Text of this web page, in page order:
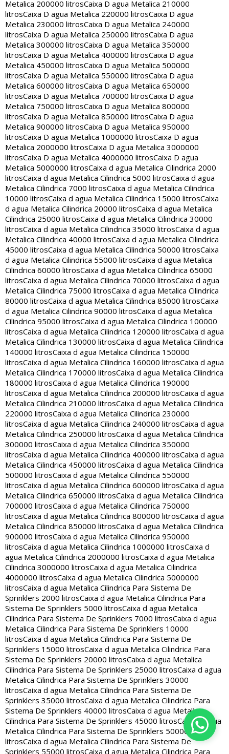
Metalica 200000 litrosCaixa D agua Metalica 210000
litrosCaixa D agua Metalica 220000 litrosCaixa D agua
Metalica 230000 litrosCaixa D agua Metalica 240000
litrosCaixa D agua Metalica 250000 litrosCaixa D agua
Metalica 300000 litrosCaixa D agua Metalica 350000
litrosCaixa D agua Metalica 400000 litrosCaixa D agua
Metalica 450000 litrosCaixa D agua Metalica 500000
litrosCaixa D agua Metalica 550000 litrosCaixa D agua
Metalica 600000 litrosCaixa D agua Metalica 650000
litrosCaixa D agua Metalica 700000 litrosCaixa D agua
Metalica 750000 litrosCaixa D agua Metalica 800000
litrosCaixa D agua Metalica 850000 litrosCaixa D agua
Metalica 900000 litrosCaixa D agua Metalica 950000
litrosCaixa D agua Metalica 1000000 litrosCaixa D agua
Metalica 2000000 litrosCaixa D agua Metalica 3000000
litrosCaixa D agua Metalica 4000000 litrosCaixa D agua
Metalica 5000000 litrosCaixa d agua Metalica Cilindrica 2000
litrosCaixa d agua Metalica Cilindrica 5000 litrosCaixa d agua
Metalica Cilindrica 7000 litrosCaixa d agua Metalica Cilindrica
10000 litrosCaixa d agua Metalica Cilindrica 15000 litrosCaixa
d agua Metalica Cilindrica 20000 litrosCaixa d agua Metalica
Cilindrica 25000 litrosCaixa d agua Metalica Cilindrica 30000
litrosCaixa d agua Metalica Cilindrica 35000 litrosCaixa d agua
Metalica Cilindrica 40000 litrosCaixa d agua Metalica Cilindrica
45000 litrosCaixa d agua Metalica Cilindrica 50000 litrosCaixa
d agua Metalica Cilindrica 55000 litrosCaixa d agua Metalica
Cilindrica 60000 litrosCaixa d agua Metalica Cilindrica 65000
litrosCaixa d agua Metalica Cilindrica 70000 litrosCaixa d agua
Metalica Cilindrica 75000 litrosCaixa d agua Metalica Cilindrica
80000 litrosCaixa d agua Metalica Cilindrica 85000 litrosCaixa
d agua Metalica Cilindrica 90000 litrosCaixa d agua Metalica
Cilindrica 95000 litrosCaixa d agua Metalica Cilindrica 100000
litrosCaixa d agua Metalica Cilindrica 120000 litrosCaixa d agua
Metalica Cilindrica 130000 litrosCaixa d agua Metalica Cilindrica
140000 litrosCaixa d agua Metalica Cilindrica 150000
litrosCaixa d agua Metalica Cilindrica 160000 litrosCaixa d agua
Metalica Cilindrica 170000 litrosCaixa d agua Metalica Cilindrica
180000 litrosCaixa d agua Metalica Cilindrica 190000
litrosCaixa d agua Metalica Cilindrica 200000 litrosCaixa d agua
Metalica Cilindrica 210000 litrosCaixa d agua Metalica Cilindrica
220000 litrosCaixa d agua Metalica Cilindrica 230000
litrosCaixa d agua Metalica Cilindrica 240000 litrosCaixa d agua
Metalica Cilindrica 250000 litrosCaixa d agua Metalica Cilindrica
300000 litrosCaixa d agua Metalica Cilindrica 350000
litrosCaixa d agua Metalica Cilindrica 400000 litrosCaixa d agua
Metalica Cilindrica 450000 litrosCaixa d agua Metalica Cilindrica
500000 litrosCaixa d agua Metalica Cilindrica 550000
litrosCaixa d agua Metalica Cilindrica 600000 litrosCaixa d agua
Metalica Cilindrica 650000 litrosCaixa d agua Metalica Cilindrica
700000 litrosCaixa d agua Metalica Cilindrica 750000
litrosCaixa d agua Metalica Cilindrica 800000 litrosCaixa d agua
Metalica Cilindrica 850000 litrosCaixa d agua Metalica Cilindrica
900000 litrosCaixa d agua Metalica Cilindrica 950000
litrosCaixa d agua Metalica Cilindrica 1000000 litrosCaixa d
agua Metalica Cilindrica 2000000 litrosCaixa d agua Metalica
Cilindrica 3000000 litrosCaixa d agua Metalica Cilindrica
4000000 litrosCaixa d agua Metalica Cilindrica 5000000
litrosCaixa d agua Metalica Cilindrica Para Sistema De
Sprinklers 2000 litrosCaixa d agua Metalica Cilindrica Para
Sistema De Sprinklers 5000 litrosCaixa d agua Metalica
Cilindrica Para Sistema De Sprinklers 7000 litrosCaixa d agua
Metalica Cilindrica Para Sistema De Sprinklers 10000
litrosCaixa d agua Metalica Cilindrica Para Sistema De
Sprinklers 15000 litrosCaixa d agua Metalica Cilindrica Para
Sistema De Sprinklers 20000 litrosCaixa d agua Metalica
Cilindrica Para Sistema De Sprinklers 25000 litrosCaixa d agua
Metalica Cilindrica Para Sistema De Sprinklers 30000
litrosCaixa d agua Metalica Cilindrica Para Sistema De
Sprinklers 35000 litrosCaixa d agua Metalica Cilindrica Para
Sistema De Sprinklers 40000 litrosCaixa d agua Metalica
Cilindrica Para Sistema De Sprinklers 45000 litrosCaixa d agua
Metalica Cilindrica Para Sistema De Sprinklers 50000
litrosCaixa d agua Metalica Cilindrica Para Sistema De
Sprinklers 55000 litrosCaixa d agua Metalica Cilindrica Para